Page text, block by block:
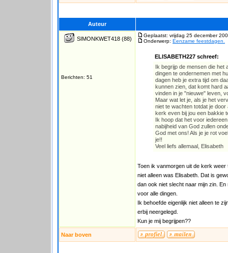
Auteur
SIMONKWET418 (88)
Berichten: 51
Geplaatst: vrijdag 25 december
Onderwerp: Eenzame feestdagen.
ELISABETH227 schreef:
Ik begrijp de mensen die het
dingen te ondernemen met
dagen heb je extra tijd om
kunnen zien, dat komt hard
vinden in je "nieuwe" leven,
Maar wat let je, als je het
niet te wachten totdat je
kerk even bij jou een bakkie
Ik hoop dat het voor
nabijheid van God zullen
God met ons! Als je je rot
je!!
Veel liefs allemaal, Elisabeth
Toen ik vanmorgen uit de kerk
niet alleen was Elisabeth. Dat is
dan ook niet slecht naar mijn zin.
voor alle dingen.
Ik behoefde eigenlijk niet alleen te
erbij neergelegd.
Kun je mij begrijpen??
Naar boven